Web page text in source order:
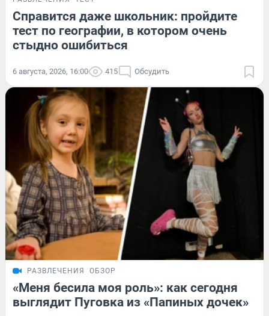
Справится даже школьник: пройдите
тест по географии, в котором очень
стыдно ошибиться
6 августа, 2026, 16:00 415 Обсудить
РАЗВЛЕЧЕНИЯ ОБЗОР
«Меня бесила моя роль»: как сегодня
выглядит Пуговка из «Папиных дочек»